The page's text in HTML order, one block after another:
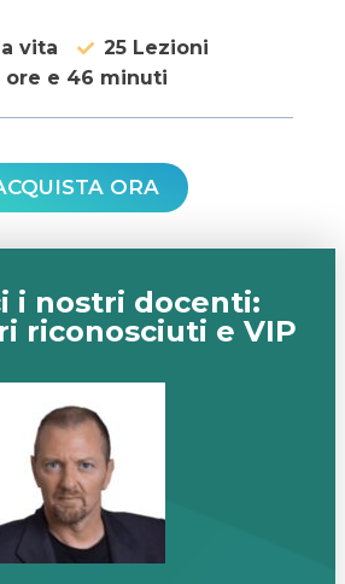
vita
25 Lezioni
ore e 46 minuti
ORA
i nostri docenti:
riconosciuti e VIP